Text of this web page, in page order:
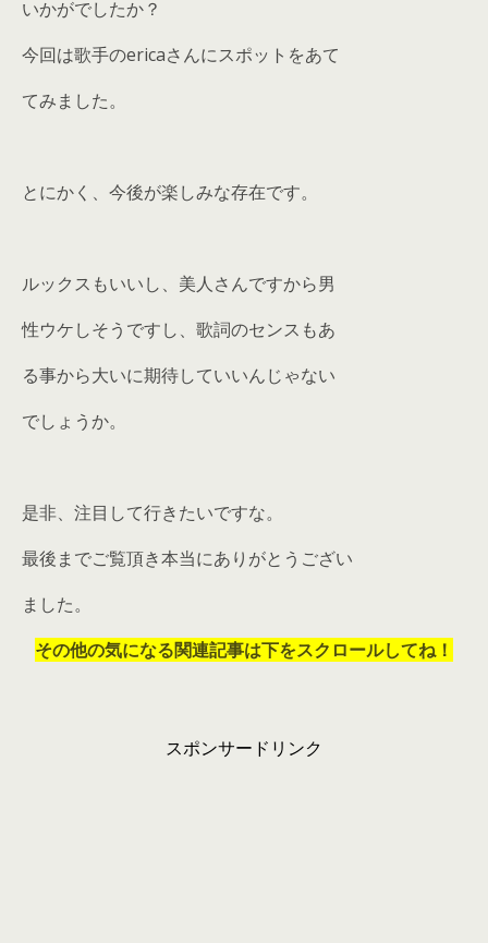
いかがでしたか？
今回は歌手のericaさんにスポットをあて
てみました。
とにかく、今後が楽しみな存在です。
ルックスもいいし、美人さんですから男
性ウケしそうですし、歌詞のセンスもあ
る事から大いに期待していいんじゃない
でしょうか。
是非、注目して行きたいですな。
最後までご覧頂き本当にありがとうござい
ました。
その他の気になる関連記事は下をスクロールしてね！
スポンサードリンク